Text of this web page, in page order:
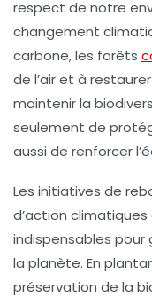
respect de notre
changement
carbone, les forêts
de l’airet à
maintenir la
seulement de
aussi de renforcer
Les initiatives de
d’action
indispensables pour
la planète. En
préservation de la